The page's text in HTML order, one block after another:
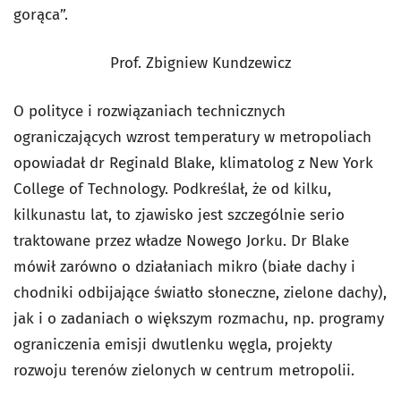
gorąca”.
Prof. Zbigniew Kundzewicz
O polityce i rozwiązaniach technicznych
ograniczających wzrost temperatury w metropoliach
opowiadał dr Reginald Blake, klimatolog z New York
College of Technology. Podkreślał, że od kilku,
kilkunastu lat, to zjawisko jest szczególnie serio
traktowane przez władze Nowego Jorku. Dr Blake
mówił zarówno o działaniach mikro (białe dachy i
chodniki odbijające światło słoneczne, zielone dachy),
jak i o zadaniach o większym rozmachu, np. programy
ograniczenia emisji dwutlenku węgla, projekty
rozwoju terenów zielonych w centrum metropolii.